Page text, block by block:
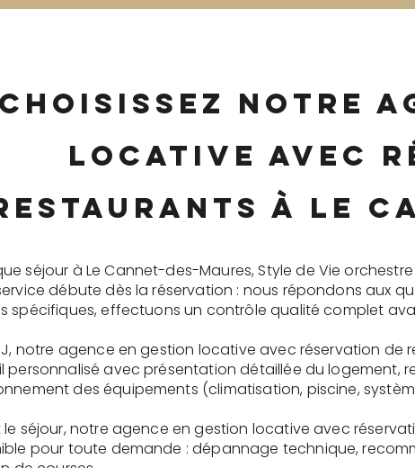
Choisissez notre
locative avec
à Le
séjour à Le Cannet-des-Maures, Style de Vie
débute dès la réservation : nous répondons aux
spécifiques, effectuons un contrôle qualité complet
J, notre agence en gestion locative avec réservation de
personnalisé avec présentation détaillée du logement,
des équipements (climatisation, piscine,
le séjour, notre agence en gestion locative avec
pour toute demande : dépannage technique,